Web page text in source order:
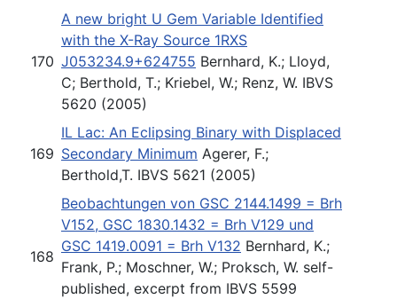
170
A new bright U Gem Variable Identified
with the X-Ray Source 1RXS
J053234.9+624755 Bernhard, K.; Lloyd,
C; Berthold, T.; Kriebel, W.; Renz, W. IBVS
5620 (2005)
169
IL Lac: An Eclipsing Binary with Displaced
Secondary Minimum Agerer, F.;
Berthold,T. IBVS 5621 (2005)
168
Beobachtungen von GSC 2144.1499 = Brh
V152, GSC 1830.1432 = Brh V129 und
GSC 1419.0091 = Brh V132 Bernhard, K.;
Frank, P.; Moschner, W.; Proksch, W. self-
published, excerpt from IBVS 5599